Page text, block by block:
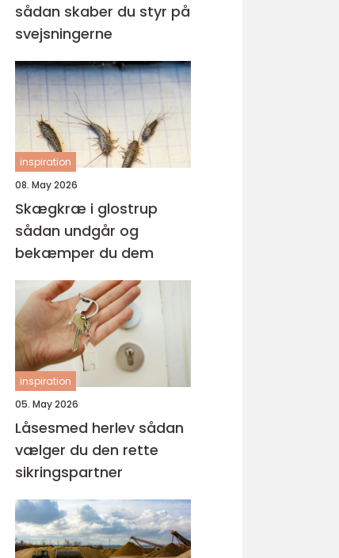
sådan skaber du styr på
svejsningerne
inspiration
08. May 2026
Skægkræ i glostrup
sådan undgår og
bekæmper du dem
inspiration
05. May 2026
Låsesmed herlev sådan
vælger du den rette
sikringspartner